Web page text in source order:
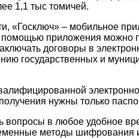
1,1 тыс томичей.
«Госключ» – мобильное
помощью приложения можно
договоры в
государственных и
нужны только
вопросы в любое удобное
методы